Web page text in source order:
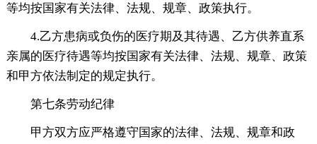
等均按国家有关法律、法规、规章、政策执行。
4.乙方患病或负伤的医疗期及其待遇、乙方供养直系
亲属的医疗待遇等均按国家有关法律、法规、规章、政策
和甲方依法制定的规定执行。
第七条劳动纪律
甲方双方应严格遵守国家的法律、法规、规章和政